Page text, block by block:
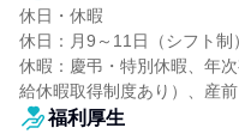
休日・休暇
休日：月9～11日（シフト制
休暇：慶弔・特別休暇、年
給休暇取得制度あり）、産
福利厚生